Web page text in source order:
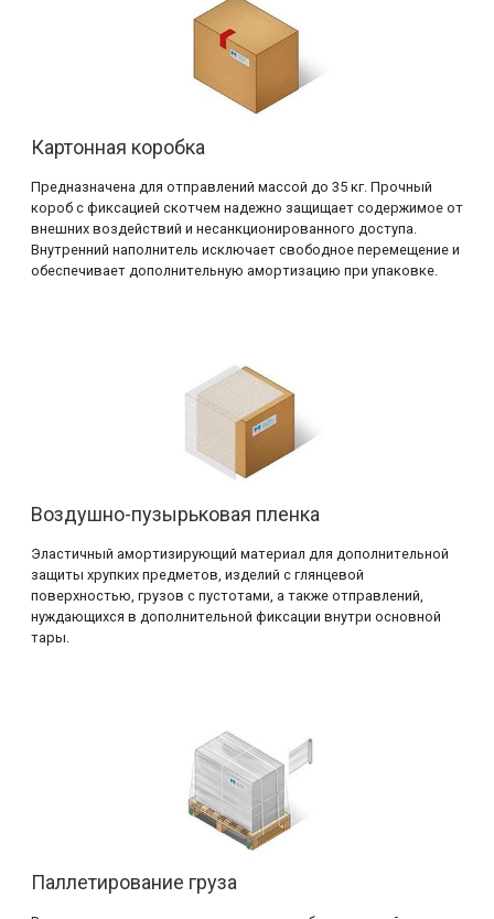
Картонная коробка
Предназначена для отправлений массой до 35 кг. Прочный
короб с фиксацией скотчем надежно защищает содержимое от
внешних воздействий и несанкционированного доступа.
Внутренний наполнитель исключает свободное перемещение и
обеспечивает дополнительную амортизацию при упаковке.
Воздушно-пузырьковая пленка
Эластичный амортизирующий материал для дополнительной
защиты хрупких предметов, изделий с глянцевой
поверхностью, грузов с пустотами, а также отправлений,
нуждающихся в дополнительной фиксации внутри основной
тары.
Паллетирование груза